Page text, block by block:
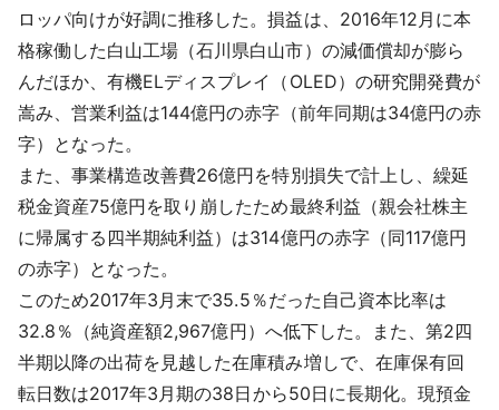
ロッパ向けが好調に推移した。損益は、2016年12月に本
格稼働した白山工場（石川県白山市）の減価償却が膨ら
んだほか、有機ELディスプレイ（OLED）の研究開発費が
嵩み、営業利益は144億円の赤字（前年同期は34億円の赤
字）となった。
また、事業構造改善費26億円を特別損失で計上し、繰延
税金資産75億円を取り崩したため最終利益（親会社株主
に帰属する四半期純利益）は314億円の赤字（同117億円
の赤字）となった。
このため2017年3月末で35.5％だった自己資本比率は
32.8％（純資産額2,967億円）へ低下した。また、第2四
半期以降の出荷を見越した在庫積み増しで、在庫保有回
転日数は2017年3月期の38日から50日に長期化。現預金